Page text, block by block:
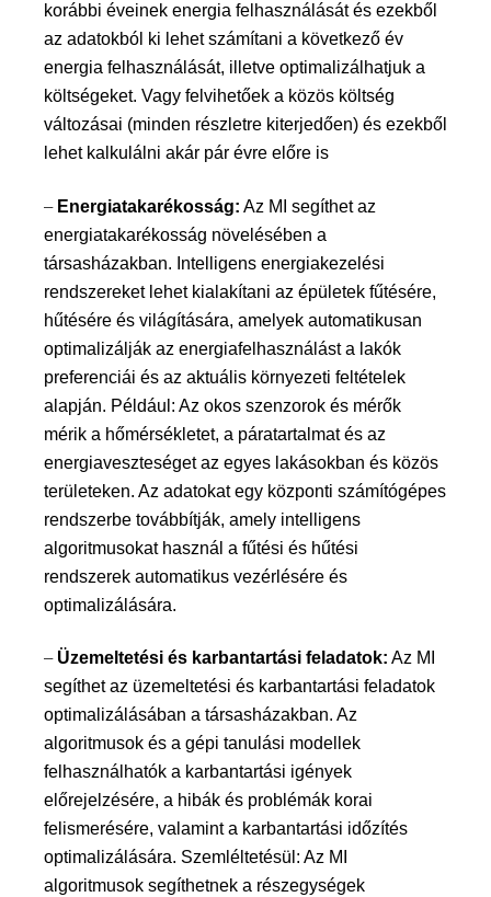
korábbi éveinek energia felhasználását és ezekből
az adatokból ki lehet számítani a következő év
energia felhasználását, illetve optimalizálhatjuk a
költségeket. Vagy felvihetőek a közös költség
változásai (minden részletre kiterjedően) és ezekből
lehet kalkulálni akár pár évre előre is
– Energiatakarékosság: Az MI segíthet az
energiatakarékosság növelésében a
társasházakban. Intelligens energiakezelési
rendszereket lehet kialakítani az épületek fűtésére,
hűtésére és világítására, amelyek automatikusan
optimalizálják az energiafelhasználást a lakók
preferenciái és az aktuális környezeti feltételek
alapján. Például: Az okos szenzorok és mérők
mérik a hőmérsékletet, a páratartalmat és az
energiaveszteséget az egyes lakásokban és közös
területeken. Az adatokat egy központi számítógépes
rendszerbe továbbítják, amely intelligens
algoritmusokat használ a fűtési és hűtési
rendszerek automatikus vezérlésére és
optimalizálására.
– Üzemeltetési és karbantartási feladatok: Az MI
segíthet az üzemeltetési és karbantartási feladatok
optimalizálásában a társasházakban. Az
algoritmusok és a gépi tanulási modellek
felhasználhatók a karbantartási igények
előrejelzésére, a hibák és problémák korai
felismerésére, valamint a karbantartási időzítés
optimalizálására. Szemléltetésül: Az MI
algoritmusok segíthetnek a részegységek